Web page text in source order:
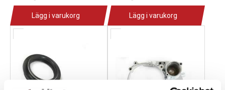
Lägg i varukorg Lägg i varukorg